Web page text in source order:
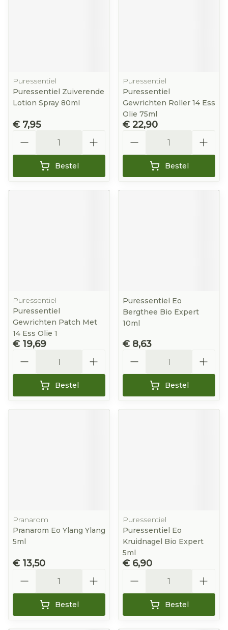
Puressentiel
Puressentiel Zuiverende
Lotion Spray 80ml
€ 7,95
Bestel
Puressentiel
Puressentiel
Gewrichten Roller 14 Ess
Olie 75ml
€ 22,90
Bestel
Puressentiel
Puressentiel
Gewrichten Patch Met
14 Ess Olie 1
€ 19,69
Bestel
Puressentiel Eo
Bergthee Bio Expert
10ml
€ 8,63
Bestel
Pranarom
Pranarom Eo Ylang Ylang
5ml
€ 13,50
Bestel
Puressentiel
Puressentiel Eo
Kruidnagel Bio Expert
5ml
€ 6,90
Bestel